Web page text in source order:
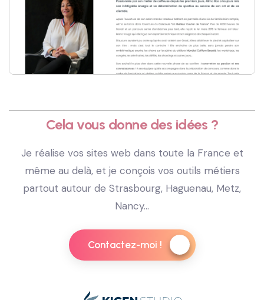
Cela vous donne des idées ?
Je réalise vos sites web dans toute la France et
même au delà, et je conçois vos outils métiers
partout autour de Strasbourg, Haguenau, Metz,
Nancy...
Contactez-moi !